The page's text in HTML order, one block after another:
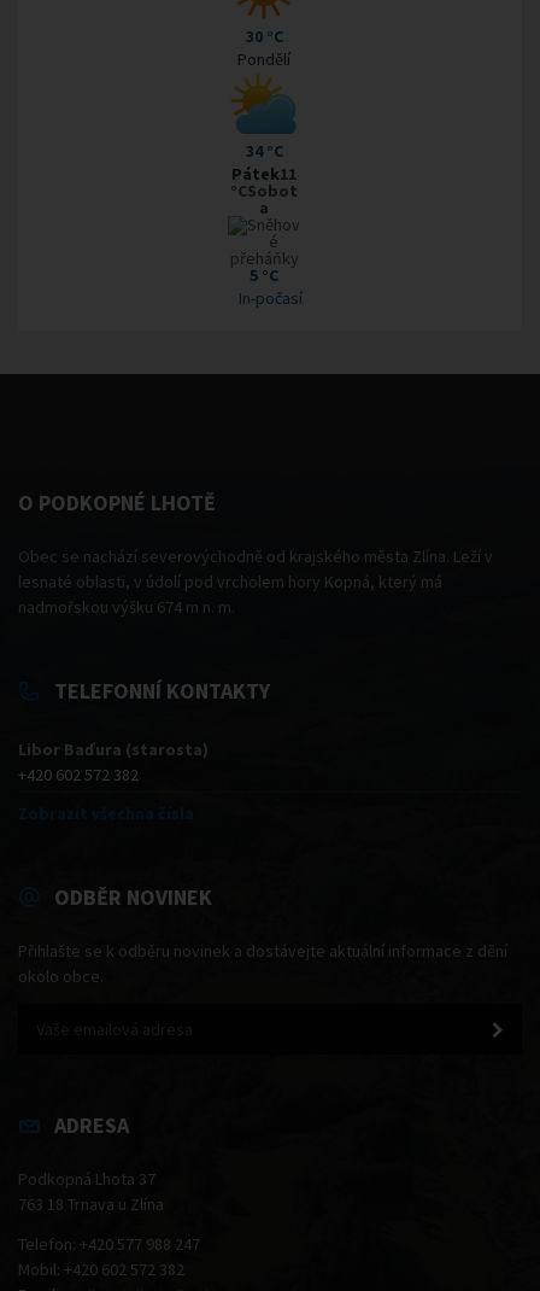
30 °C
Pondělí
34 °C
Pátek11
°CSobot
a
5 °C
In-počasí
O PODKOPNÉ LHOTĚ
Obec se nachází severovýchodně od krajského města Zlína. Leží v
lesnaté oblasti, v údolí pod vrcholem hory Kopná, který má
nadmořskou výšku 674 m n. m.
TELEFONNÍ KONTAKTY
Libor Baďura (starosta)
+420 602 572 382
Zobrazit všechna čísla
ODBĚR NOVINEK
Přihlašte se k odběru novinek a dostávejte aktuální informace z dění
okolo obce.
ADRESA
Podkopná Lhota 37
763 18 Trnava u Zlína
Telefon: +420 577 988 247
Mobil: +420 602 572 382